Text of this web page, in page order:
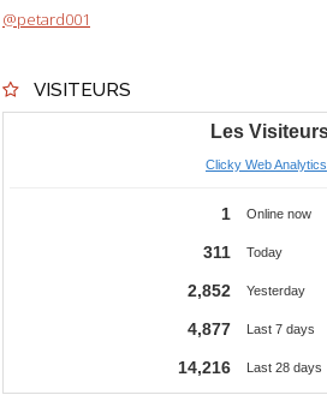
@petard001
VISITEURS